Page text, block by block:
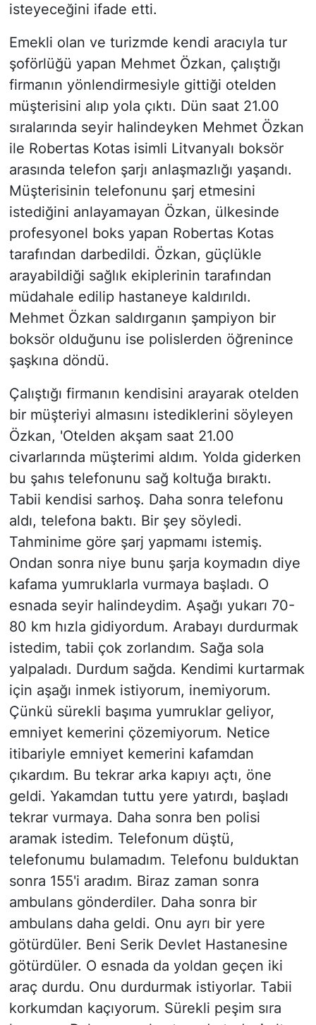
isteyeceğini ifade etti.
Emekli olan ve turizmde kendi aracıyla tur
şoförlüğü yapan Mehmet Özkan, çalıştığı
firmanın yönlendirmesiyle gittiği otelden
müşterisini alıp yola çıktı. Dün saat 21.00
sıralarında seyir halindeyken Mehmet Özkan
ile Robertas Kotas isimli Litvanyalı boksör
arasında telefon şarjı anlaşmazlığı yaşandı.
Müşterisinin telefonunu şarj etmesini
istediğini anlayamayan Özkan, ülkesinde
profesyonel boks yapan Robertas Kotas
tarafından darbedildi. Özkan, güçlükle
arayabildiği sağlık ekiplerinin tarafından
müdahale edilip hastaneye kaldırıldı.
Mehmet Özkan saldırganın şampiyon bir
boksör olduğunu ise polislerden öğrenince
şaşkına döndü.
Çalıştığı firmanın kendisini arayarak otelden
bir müşteriyi almasını istediklerini söyleyen
Özkan, 'Otelden akşam saat 21.00
civarlarında müşterimi aldım. Yolda giderken
bu şahıs telefonunu sağ koltuğa bıraktı.
Tabii kendisi sarhoş. Daha sonra telefonu
aldı, telefona baktı. Bir şey söyledi.
Tahminime göre şarj yapmamı istemiş.
Ondan sonra niye bunu şarja koymadın diye
kafama yumruklarla vurmaya başladı. O
esnada seyir halindeydim. Aşağı yukarı 70-
80 km hızla gidiyordum. Arabayı durdurmak
istedim, tabii çok zorlandım. Sağa sola
yalpaladı. Durdum sağda. Kendimi kurtarmak
için aşağı inmek istiyorum, inemiyorum.
Çünkü sürekli başıma yumruklar geliyor,
emniyet kemerini çözemiyorum. Netice
itibariyle emniyet kemerini kafamdan
çıkardım. Bu tekrar arka kapıyı açtı, öne
geldi. Yakamdan tuttu yere yatırdı, başladı
tekrar vurmaya. Daha sonra ben polisi
aramak istedim. Telefonum düştü,
telefonumu bulamadım. Telefonu bulduktan
sonra 155'i aradım. Biraz zaman sonra
ambulans gönderdiler. Daha sonra bir
ambulans daha geldi. Onu ayrı bir yere
götürdüler. Beni Serik Devlet Hastanesine
götürdüler. O esnada da yoldan geçen iki
araç durdu. Onu durdurmak istiyorlar. Tabii
korkumdan kaçıyorum. Sürekli peşim sıra